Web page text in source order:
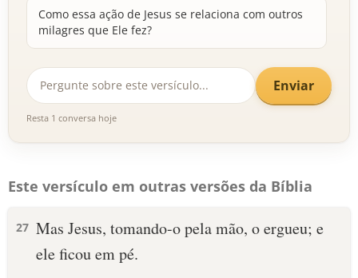
Como essa ação de Jesus se relaciona com outros
milagres que Ele fez?
Enviar
Resta 1 conversa hoje
Este versículo em outras versões da Bíblia
27 Mas Jesus, tomando-o pela mão, o ergueu; e
ele ficou em pé.